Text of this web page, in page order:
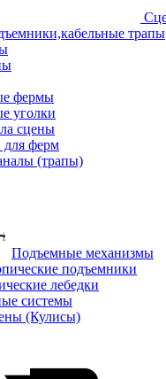
трапы
фермы
уголки
сцены
для ферм
(трапы)
Подъемные механизмы
подъемники
лебедки
системы
(Кулисы)